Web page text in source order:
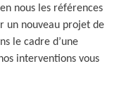
nous les références
un nouveau projet de
le cadre d’une
interventions vous